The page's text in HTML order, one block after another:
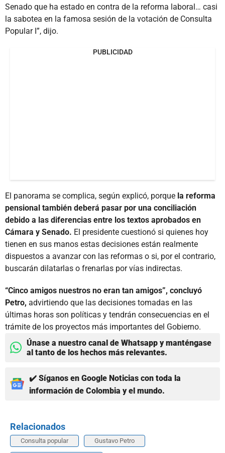
Senado que ha estado en contra de la reforma laboral… casi
la sabotea en la famosa sesión de la votación de Consulta
Popular I”, dijo.
PUBLICIDAD
El panorama se complica, según explicó, porque la reforma
pensional también deberá pasar por una conciliación
debido a las diferencias entre los textos aprobados en
Cámara y Senado. El presidente cuestionó si quienes hoy
tienen en sus manos estas decisiones están realmente
dispuestos a avanzar con las reformas o si, por el contrario,
buscarán dilatarlas o frenarlas por vías indirectas.
“Cinco amigos nuestros no eran tan amigos”, concluyó
Petro, advirtiendo que las decisiones tomadas en las
últimas horas son políticas y tendrán consecuencias en el
trámite de los proyectos más importantes del Gobierno.
Únase a nuestro canal de Whatsapp y manténgase
al tanto de los hechos más relevantes.
✔️ Síganos en Google Noticias con toda la
información de Colombia y el mundo.
Relacionados
Consulta popular Gustavo Petro